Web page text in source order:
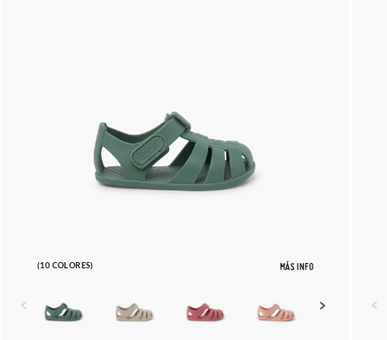
(10 COLORES) MÁS INFO